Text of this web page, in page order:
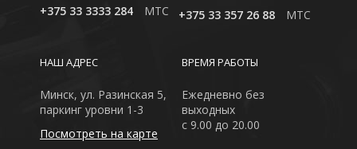
+375 33 3333 284
MTC
+375 33 357 26 88
MTC
ВРЕМЯ РАБОТЫ
Ежедневно без
выходных
с 9.00 до 20.00
НАШ АДРЕС
Минск, ул. Разинская 5,
паркинг уровни 1-3
Посмотреть на карте